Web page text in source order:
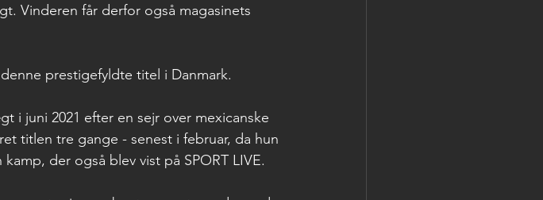
Vinderen får derfor også magasinets
prestigefyldte titel i Danmark.
i juni 2021 efter en sejr over mexicanske
titlen tre gange - senest i februar, da hun
der også blev vist på SPORT LIVE.